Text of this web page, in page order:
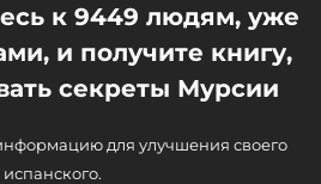
к 9449 людям, уже
и получите книгу,
секреты Мурсии
для улучшения своего
испанского.